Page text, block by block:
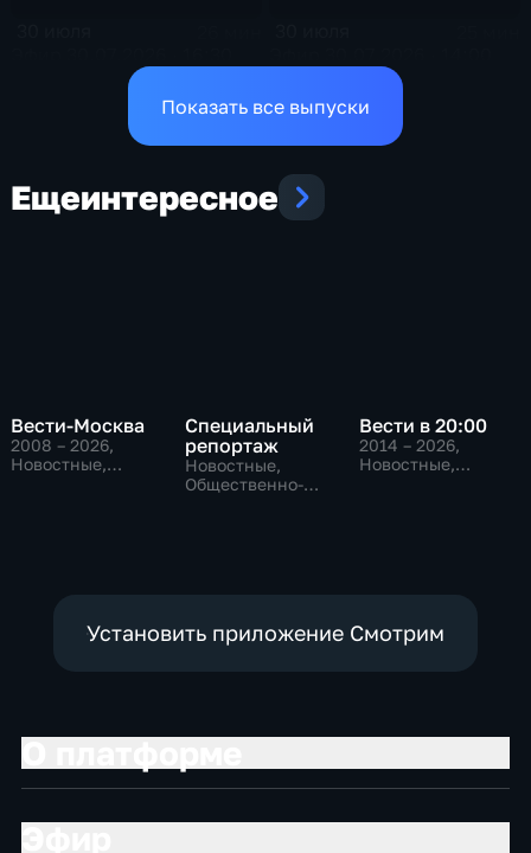
Показать все выпуски
Ещеинтересное
Вести-Москва
2008 – 2026,
Новостные,
Специальный
репортаж
Новостные,
Общественно-
Вести в 20:00
2014 – 2026,
Новостные,
Установить приложение Смотрим